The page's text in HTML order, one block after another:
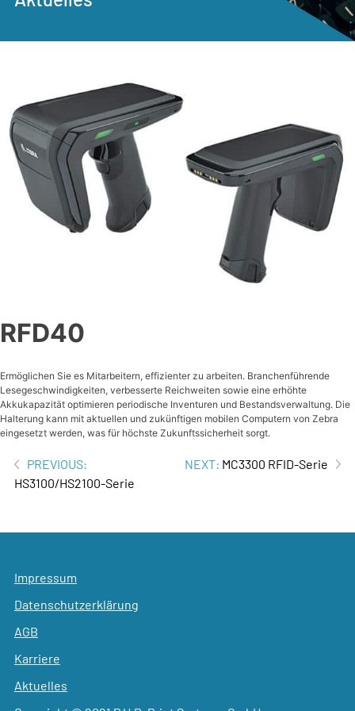
RFD40
Ermöglichen Sie es Mitarbeitern, effizienter zu arbeiten. Branchenführende
Lesegeschwindigkeiten, verbesserte Reichweiten sowie eine erhöhte
Akkukapazität optimieren periodische Inventuren und Bestandsverwaltung. Die
Halterung kann mit aktuellen und zukünftigen mobilen Computern von Zebra
eingesetzt werden, was für höchste Zukunftssicherheit sorgt.
Beitrags-
PREVIOUS:
HS3100/HS2100-Serie
NEXT: MC3300 RFID-Serie
Impressum
Datenschutzerklärung
AGB
Karriere
Aktuelles